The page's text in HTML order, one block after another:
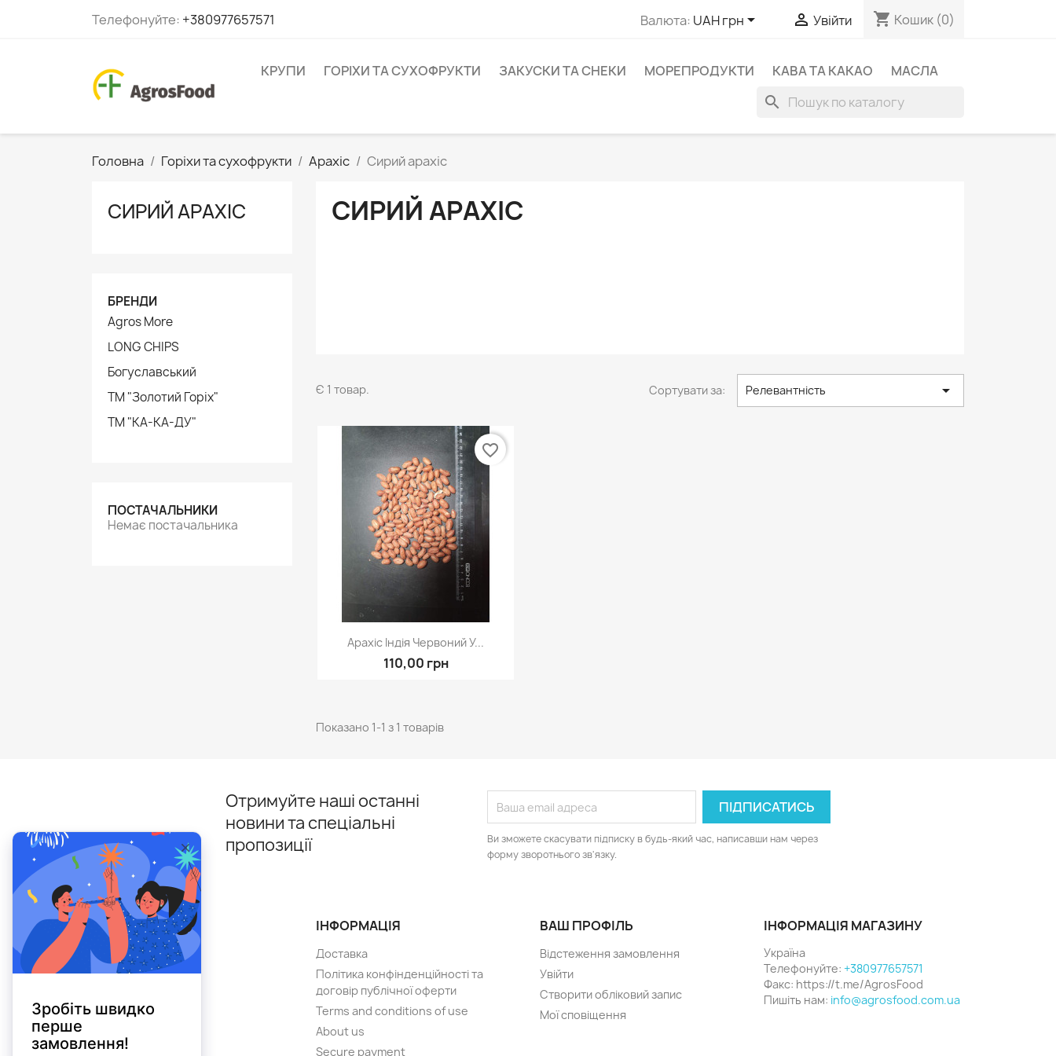
Телефонуйте: +380977657571 Валюта: UAH грн  Увійти shopping_cart Кошик (0)
КРУПИ ГОРІХИ ТА СУХОФРУКТИ ЗАКУСКИ ТА СНЕКИ МОРЕПРОДУКТИ КАВА ТА КАКАО МАСЛА
search
Головна Горіхи та сухофрукти Арахіс Сирий арахіс
СИРИЙ АРАХІС
БРЕНДИ
Agros More
LONG CHIPS
Богуславський
ТМ "Золотий Горіх"
ТМ "КА-КА-ДУ"
ПОСТАЧАЛЬНИКИ
Немає постачальника
СИРИЙ АРАХІС
Є 1 товар. Сортувати за: Релевантність 
Швидкий перегляд
Арахіс Індія Червоний У...
110,00 грн
favorite_border
Показано 1-1 з 1 товарів
Отримуйте наші останні
новини та спеціальні
пропозиції
Ви зможете скасувати підписку в будь-який час, написавши нам через
форму зворотнього зв'язку.
ТОВАРИ
Розпродаж
Нові товари
ІНФОРМАЦІЯ
Доставка
Політика конфінденційності та
договір публічної оферти
Terms and conditions of use
About us
Secure payment
ВАШ ПРОФІЛЬ
Відстеження замовлення
Увійти
Створити обліковий запис
Мої сповіщення
ІНФОРМАЦІЯ МАГАЗИНУ
Україна
Телефонуйте: +380977657571
Факс: https://t.me/AgrosFood
Пишіть нам: info@agrosfood.com.ua